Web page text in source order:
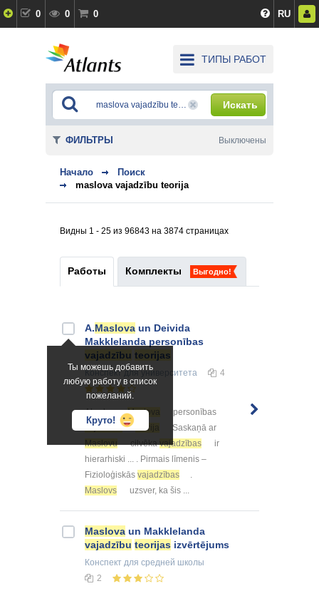
0 0 0 RU
ТИПЫ РАБОТ
Искать
Начало
Поиск
maslova vajadzību teorija
Видны 1 - 25 из 96843 на 3874 страницах
Работы Комплекты Выгодно!
Ты можешь добавить
любую работу в список
пожеланий.
Круто!
A.Maslova un Deivida
Makklelanda personības
vajadzību teorijas
Конспектдля университета 4
AbrahamaMaslova
personības
vajadzību
teorija
Saskaņā ar
Maslovu
cilvēkavajadzības
ir
hierarhiski ... . Pirmais līmenis –
Fizioloģiskās vajadzības
.
Maslovs
uzsver, ka šis ...
Maslova un Makklelanda
vajadzību teorijas izvērtējums
Конспект для средней школы
2
ФИЛЬТРЫ Выключены